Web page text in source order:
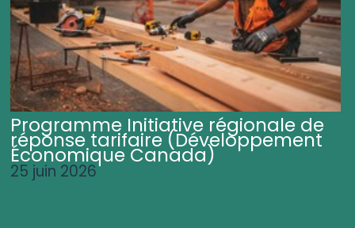
Programme Initiative régionale de
réponse tarifaire (Développement
Économique Canada)
25 juin 2026